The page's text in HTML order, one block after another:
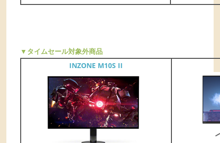
▼タイムセール対象外商品
INZONE M10S II